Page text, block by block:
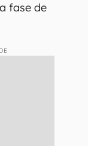
fase de